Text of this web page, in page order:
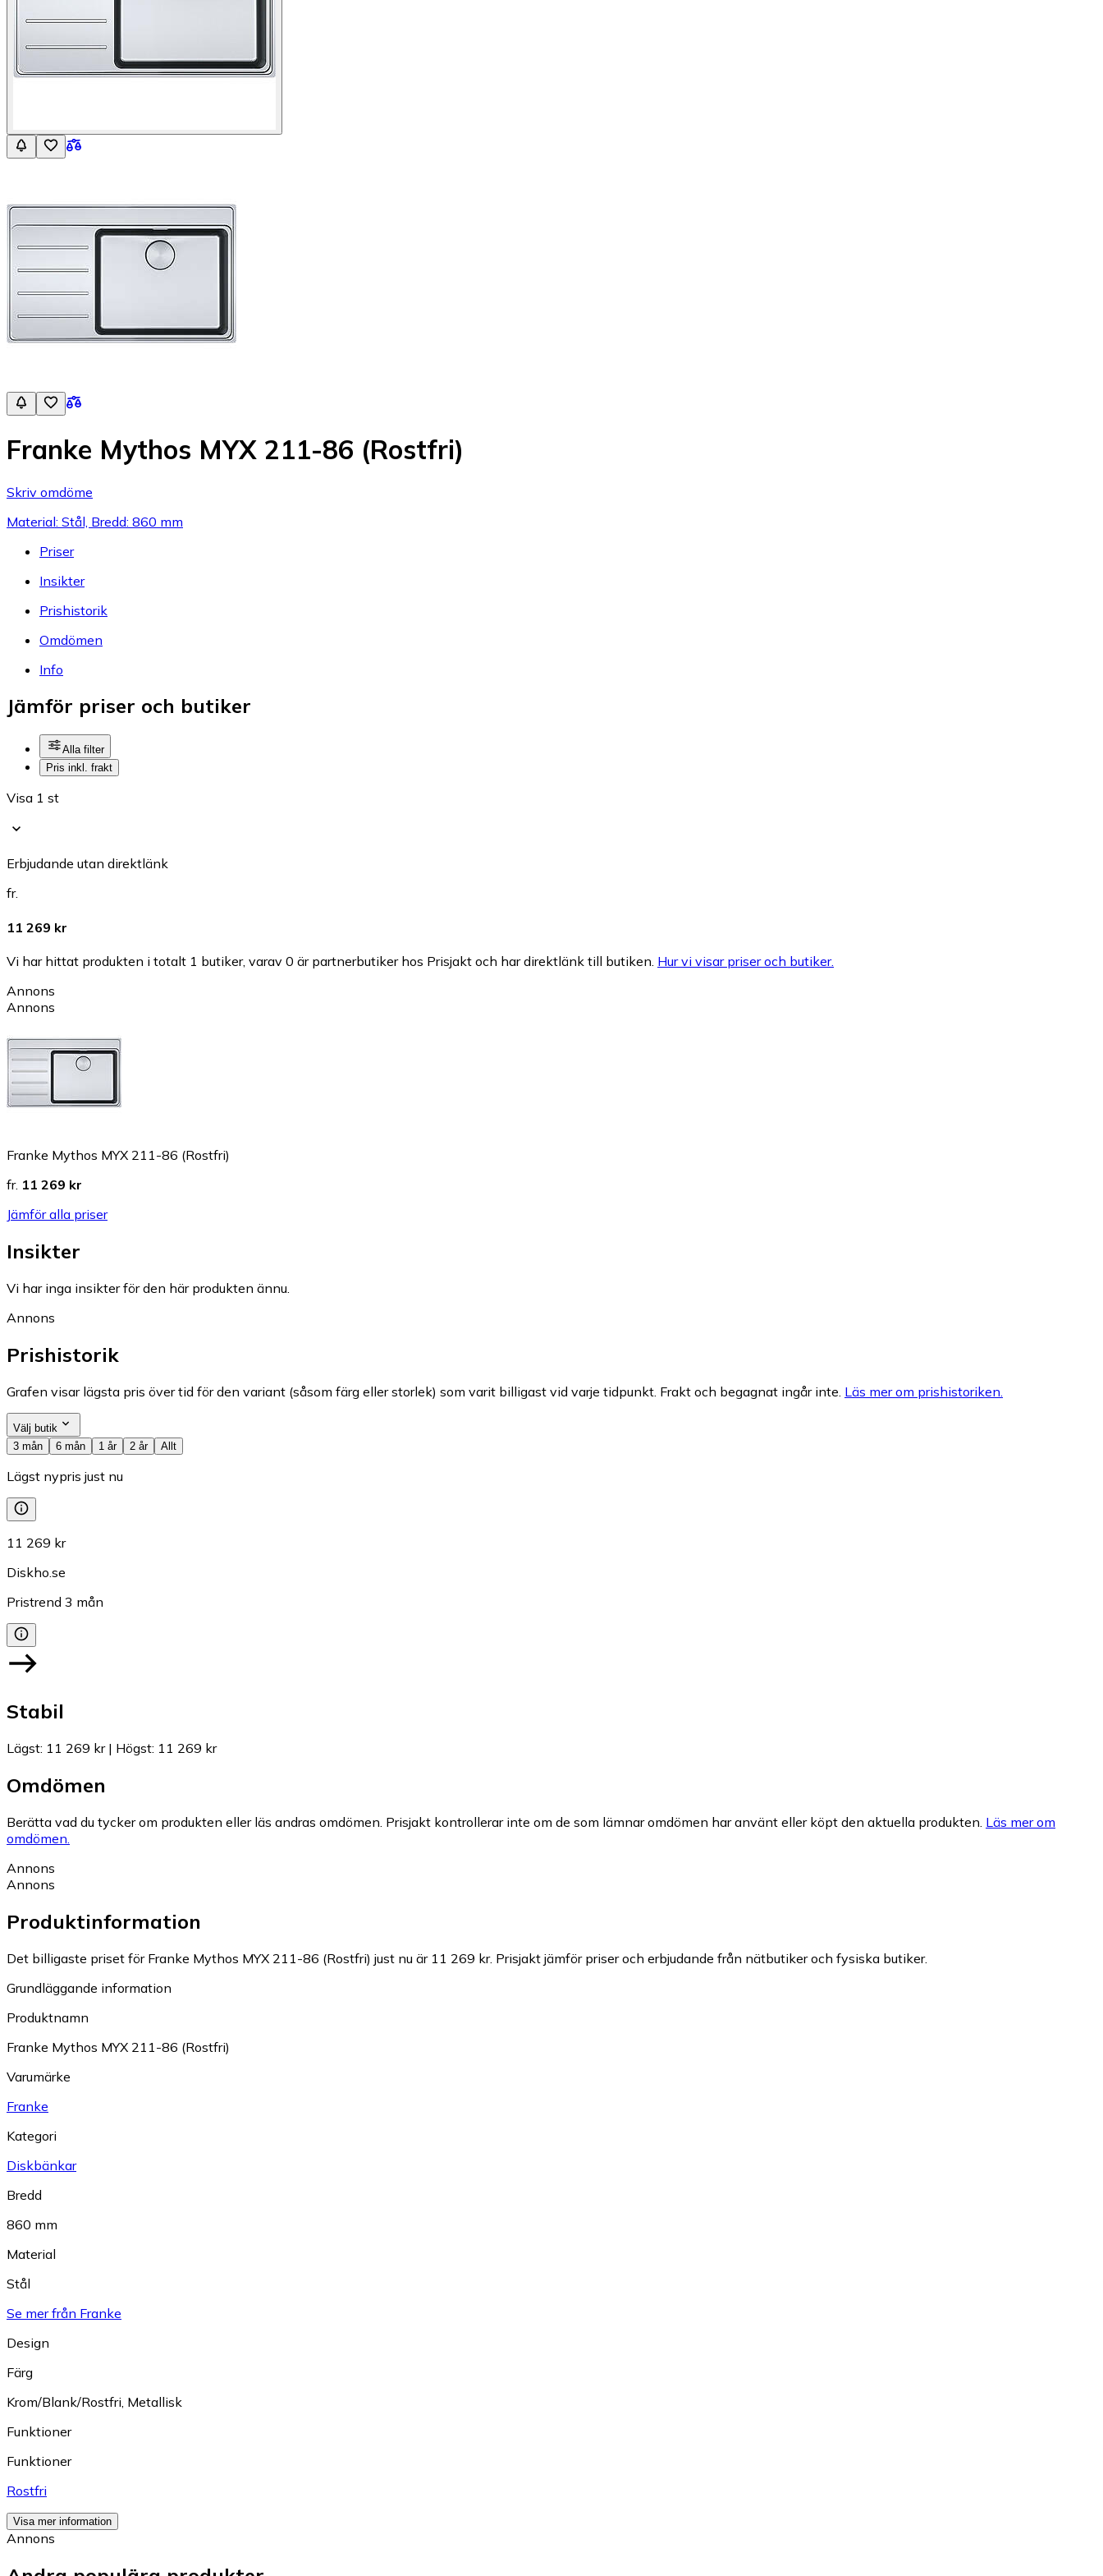
Franke Mythos MYX 211-86 (Rostfri)
Skriv omdöme
Material: Stål, Bredd: 860 mm
Priser
Insikter
Prishistorik
Omdömen
Info
Jämför priser och butiker
Alla filter
Pris inkl. frakt
Visa 1 st
Erbjudande utan direktlänk
fr.
11 269 kr
Vi har hittat produkten i totalt 1 butiker, varav 0 är partnerbutiker hos Prisjakt och har direktlänk till butiken. Hur vi visar priser och butiker.
Annons
Annons
Franke Mythos MYX 211-86 (Rostfri)
fr. 11 269 kr
Jämför alla priser
Insikter
Vi har inga insikter för den här produkten ännu.
Annons
Prishistorik
Grafen visar lägsta pris över tid för den variant (såsom färg eller storlek) som varit billigast vid varje tidpunkt. Frakt och begagnat ingår inte. Läs mer om prishistoriken.
Välj butik
3 mån
6 mån 1 år 2 år Allt
Lägst nypris just nu
11 269 kr
Diskho.se
Pristrend 3 mån
Stabil
Lägst: 11 269 kr| Högst: 11 269 kr
Omdömen
Berätta vad du tycker om produkten eller läs andras omdömen. Prisjakt kontrollerar inte om de som lämnar omdömen har använt eller köpt den aktuella produkten. Läs mer om
omdömen.
Annons
Annons
Produktinformation
Det billigaste priset för Franke Mythos MYX 211-86 (Rostfri) just nu är 11 269 kr. Prisjakt jämför priser och erbjudande från nätbutiker och fysiska butiker.
Grundläggande information
Produktnamn
Franke Mythos MYX 211-86 (Rostfri)
Varumärke
Franke
Kategori
Diskbänkar
Bredd
860 mm
Material
Stål
Se mer från Franke
Design
Färg
Krom/Blank/Rostfri Metallisk
Funktioner
Funktioner
Rostfri
Visa mer information
Annons